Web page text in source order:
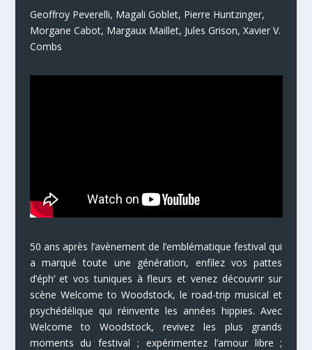
Geoffroy Peverelli, Magali Goblet, Pierre Huntzinger,
Morgane Cabot, Margaux Maillet, Jules Grison, Xavier V.
Combs
50 ans après l’avènement de l’emblématique festival qui
a marqué toute une génération, enfilez vos pattes
d’éph’ et vos tuniques à fleurs et venez découvrir sur
scène Welcome to Woodstock, le road-trip musical et
psychédélique qui réinvente les années hippies. Avec
Welcome to Woodstock, revivez les plus grands
moments du festival ; expérimentez l’amour libre ;